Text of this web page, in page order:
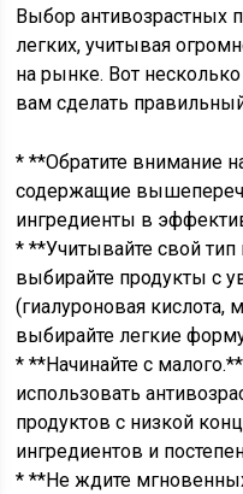
Выбор антивозрастных
легких, учитывая
на рынке. Вот
вам сделать
* **Обратите внимание
содержащие
ингредиенты в
* **Учитывайте свой
выбирайте продукты с
(гиалуроновая кислота,
выбирайте легкие
* **Начинайте с
использовать
продуктов с низкой
ингредиентов и
* **Не ждите